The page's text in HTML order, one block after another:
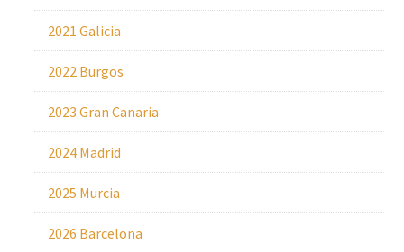
2021 Galicia
2022 Burgos
2023 Gran Canaria
2024 Madrid
2025 Murcia
2026 Barcelona